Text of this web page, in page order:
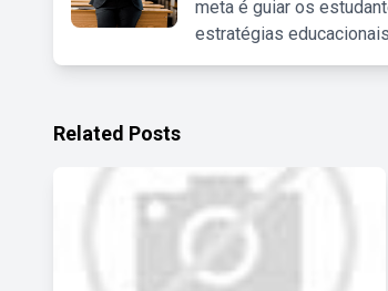
meta é guiar os
estratégias
Related Posts